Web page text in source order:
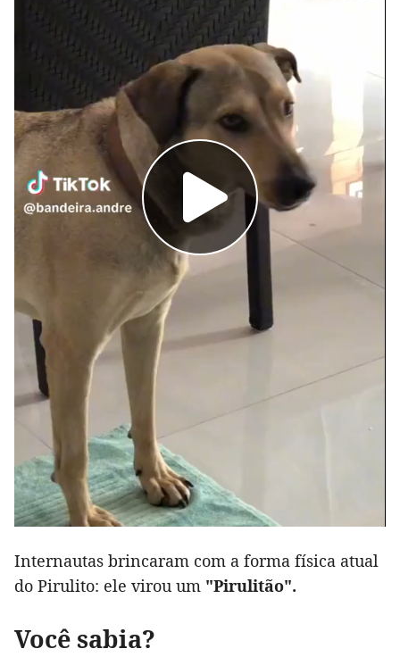
Internautas brincaram com a forma física atual
do Pirulito: ele virou um "Pirulitão".
Você sabia?